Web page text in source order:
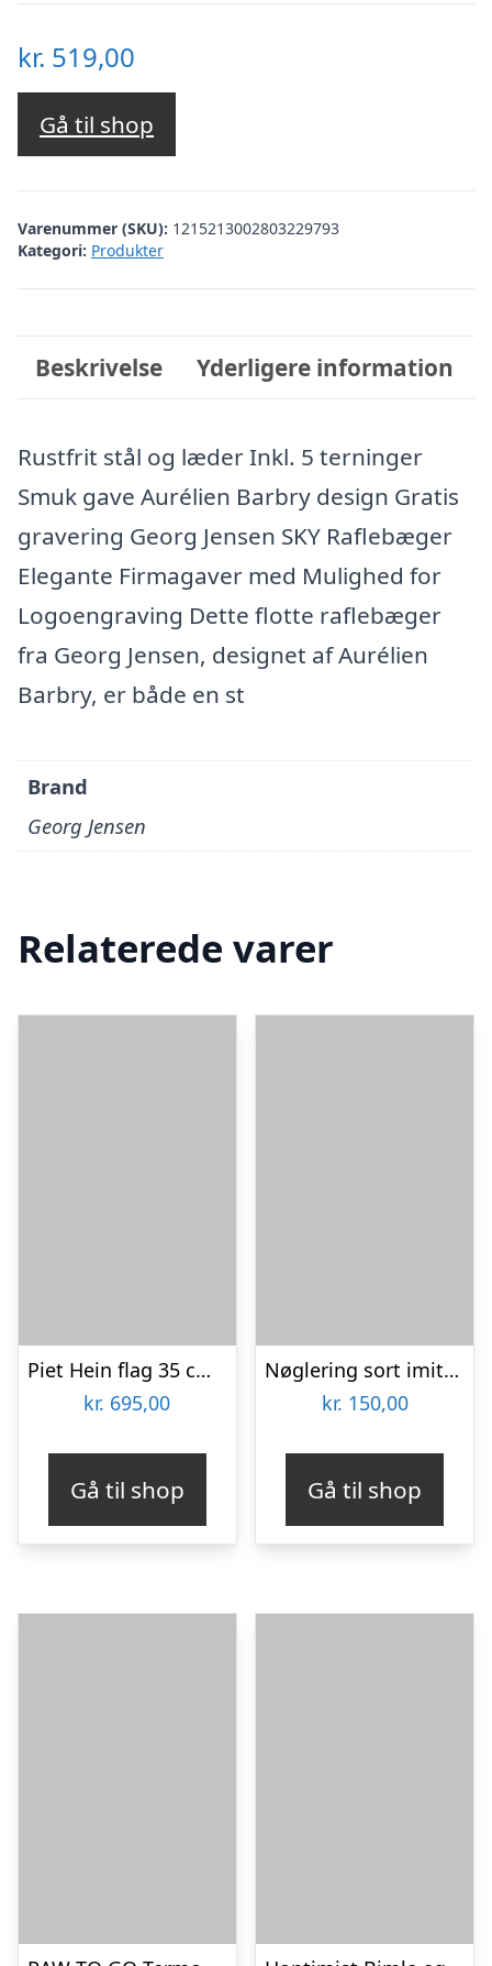
kr. 519,00
Gå til shop
Varenummer (SKU): 1215213002803229793
Kategori: Produkter
Beskrivelse Yderligere information
Rustfrit stål og læder Inkl. 5 terninger
Smuk gave Aurélien Barbry design Gratis
gravering Georg Jensen SKY Raflebæger
Elegante Firmagaver med Mulighed for
Logoengraving Dette flotte raflebæger
fra Georg Jensen, designet af Aurélien
Barbry, er både en st
Brand
Georg Jensen
Relaterede varer
Piet Hein flag 35 cm stål firmagaver med logo
kr. 695,00
Gå til shop
Nøglering sort imiteret læder med stål kant firmagaver med logo
kr. 150,00
Gå til shop